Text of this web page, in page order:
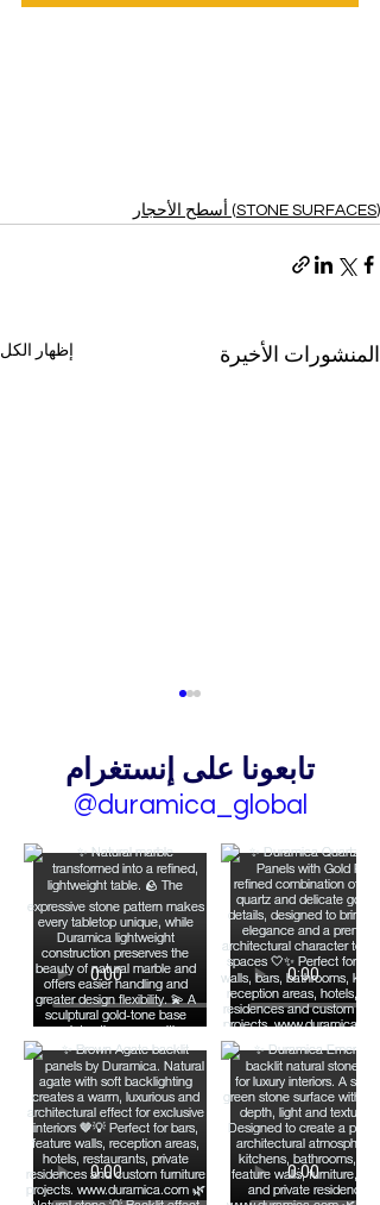
(STONE SURFACES) أسطح الأحجار
المنشورات الأخيرة إظهار الكل
Cross-Cut و Vein-Cut:
كيف يحوّل اتجاه القطع الحجر
نفسه إلى مادتين مختلفتين
تماماً
تابعونا على إنستغرام
@duramica_global